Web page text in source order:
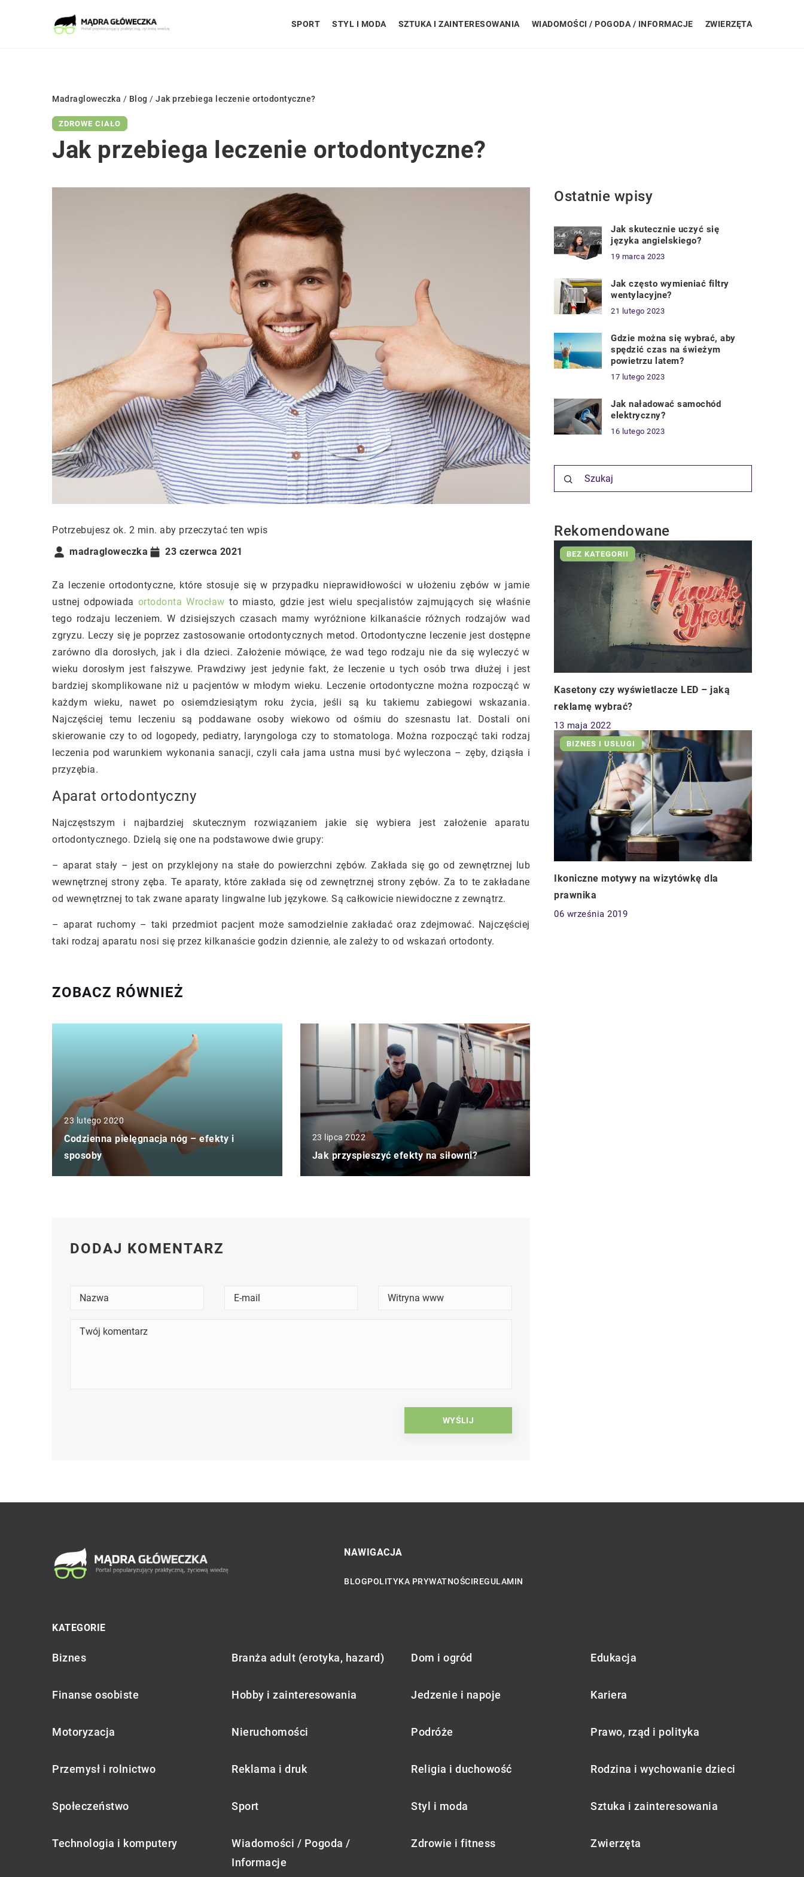
SPORT STYL I MODA SZTUKA I ZAINTERESOWANIA WIADOMOŚCI / POGODA / INFORMACJE ZWIERZĘTA
Madragloweczka / Blog / Jak przebiega leczenie ortodontyczne?
ZDROWE CIAŁO
Jak przebiega leczenie ortodontyczne?
Potrzebujesz ok. 2 min. aby przeczytać ten wpis
madragloweczka
23 czerwca 2021
Za leczenie ortodontyczne, które stosuje się w przypadku nieprawidłowości w ułożeniu zębów w jamie
ustnej odpowiada ortodonta Wrocław to miasto, gdzie jest wielu specjalistów zajmujących się właśnie
tego rodzaju leczeniem. W dzisiejszych czasach mamy wyróżnione kilkanaście różnych rodzajów wad
zgryzu. Leczy się je poprzez zastosowanie ortodontycznych metod. Ortodontyczne leczenie jest dostępne
zarówno dla dorosłych, jak i dla dzieci. Założenie mówiące, że wad tego rodzaju nie da się wyleczyć w
wieku dorosłym jest fałszywe. Prawdziwy jest jedynie fakt, że leczenie u tych osób trwa dłużej i jest
bardziej skomplikowane niż u pacjentów w młodym wieku. Leczenie ortodontyczne można rozpocząć w
każdym wieku, nawet po osiemdziesiątym roku życia, jeśli są ku takiemu zabiegowi wskazania.
Najczęściej temu leczeniu są poddawane osoby wiekowo od ośmiu do szesnastu lat. Dostali oni
skierowanie czy to od logopedy, pediatry, laryngologa czy to stomatologa. Można rozpocząć taki rodzaj
leczenia pod warunkiem wykonania sanacji, czyli cała jama ustna musi być wyleczona – zęby, dziąsła i
przyzębia.
Aparat ortodontyczny
Najczęstszym i najbardziej skutecznym rozwiązaniem jakie się wybiera jest założenie aparatu
ortodontycznego. Dzielą się one na podstawowe dwie grupy:
– aparat stały – jest on przyklejony na stałe do powierzchni zębów. Zakłada się go od zewnętrznej lub
wewnętrznej strony zęba. Te aparaty, które zakłada się od zewnętrznej strony zębów. Za to te zakładane
od wewnętrznej to tak zwane aparaty lingwalne lub językowe. Są całkowicie niewidoczne z zewnątrz.
– aparat ruchomy – taki przedmiot pacjent może samodzielnie zakładać oraz zdejmować. Najczęściej
taki rodzaj aparatu nosi się przez kilkanaście godzin dziennie, ale zależy to od wskazań ortodonty.
ZOBACZ RÓWNIEŻ
23 lutego 2020
Codzienna pielęgnacja nóg – efekty i
sposoby
23 lipca 2022
Jak przyspieszyć efekty na siłowni?
Ostatnie wpisy
Jak skutecznie uczyć się
języka angielskiego?
19 marca 2023
Jak często wymieniać filtry
wentylacyjne?
21 lutego 2023
Gdzie można się wybrać, aby
spędzić czas na świeżym
powietrzu latem?
17 lutego 2023
Jak naładować samochód
elektryczny?
16 lutego 2023
Rekomendowane
BEZ KATEGORII
Kasetony czy wyświetlacze LED – jaką
reklamę wybrać?
13 maja 2022
BIZNES I USŁUGI
Ikoniczne motywy na wizytówkę dla
prawnika
06 września 2019
DODAJ KOMENTARZ
NAWIGACJA
BLOGPOLITYKA PRYWATNOŚCIREGULAMIN
KATEGORIE
Biznes Branża adult (erotyka, hazard) Dom i ogród Edukacja
Finanse osobiste Hobby i zainteresowania Jedzenie i napoje Kariera
Motoryzacja Nieruchomości Podróże Prawo, rząd i polityka
Przemysł i rolnictwo Reklama i druk Religia i duchowość Rodzina i wychowanie dzieci
Społeczeństwo Sport Styl i moda Sztuka i zainteresowania
Technologia i komputery
Wiadomości / Pogoda /
Informacje
Zdrowie i fitness Zwierzęta